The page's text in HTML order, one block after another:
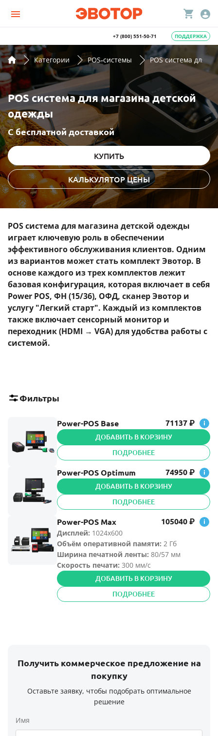
+7 (800) 551-50-71 ПОДДЕРЖКА
Категории POS-системы POS система для
POS система для магазина детской
одежды
С бесплатной доставкой
КУПИТЬ
КАЛЬКУЛЯТОР ЦЕНЫ
POS система для магазина детской одежды
играет ключевую роль в обеспечении
эффективного обслуживания клиентов. Одним
из вариантов может стать комплект Эвотор. В
основе каждого из трех комплектов лежит
базовая конфигурация, которая включает в себя
Power POS, ФН (15/36), ОФД, сканер Эвотор и
услугу "Легкий старт". Каждый из комплектов
также включает сенсорный монитор и
переходник (HDMI → VGA) для удобства работы с
системой.
Фильтры
Power-POS Base 71137 ₽
ДОБАВИТЬ В КОРЗИНУ
ПОДРОБНЕЕ
Power-POS Оptimum 74950 ₽
ДОБАВИТЬ В КОРЗИНУ
ПОДРОБНЕЕ
Power-POS Max 105040 ₽
Дисплей: 1024х600
Объём оперативной памяти: 2 Гб
Ширина печатной ленты: 80/57 мм
Скорость печати: 300 мм/с
ДОБАВИТЬ В КОРЗИНУ
ПОДРОБНЕЕ
Получить коммерческое предложение на
покупку
Оставьте заявку, чтобы подобрать оптимальное
решение
Имя